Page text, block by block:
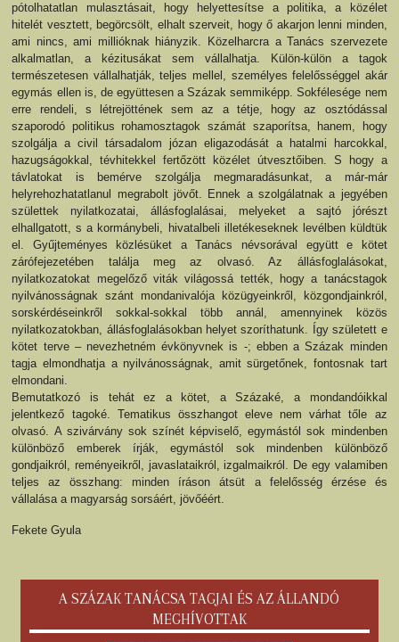
pótolhatatlan mulasztásait, hogy helyettesítse a politika, a közélet
hitelét vesztett, begörcsölt, elhalt szerveit, hogy ő akarjon lenni minden,
ami nincs, ami millióknak hiányzik. Közelharcra a Tanács szervezete
alkalmatlan, a kézitusákat sem vállalhatja. Külön-külön a tagok
természetesen vállalhatják, teljes mellel, személyes felelősséggel akár
egymás ellen is, de együttesen a Százak semmiképp. Sokfélesége nem
erre rendeli, s létrejöttének sem az a tétje, hogy az osztódással
szaporodó politikus rohamosztagok számát szaporítsa, hanem, hogy
szolgálja a civil társadalom józan eligazodását a hatalmi harcokkal,
hazugságokkal, tévhitekkel fertőzött közélet útvesztőiben. S hogy a
távlatokat is bemérve szolgálja megmaradásunkat, a már-már
helyrehozhatatlanul megrabolt jövőt. Ennek a szolgálatnak a jegyében
születtek nyilatkozatai, állásfoglalásai, melyeket a sajtó jórészt
elhallgatott, s a kormánybeli, hivatalbeli illetékeseknek levélben küldtük
el. Gyűjteményes közlésüket a Tanács névsorával együtt e kötet
zárófejezetében találja meg az olvasó. Az állásfoglalásokat,
nyilatkozatokat megelőző viták világossá tették, hogy a tanácstagok
nyilvánosságnak szánt mondanivalója közügyeinkről, közgondjainkról,
sorskérdéseinkről sokkal-sokkal több annál, amennyinek közös
nyilatkozatokban, állásfoglalásokban helyet szoríthatunk. Így született e
kötet terve – nevezhetném évkönyvnek is -; ebben a Százak minden
tagja elmondhatja a nyilvánosságnak, amit sürgetőnek, fontosnak tart
elmondani.
Bemutatkozó is tehát ez a kötet, a Százaké, a mondandóikkal
jelentkező tagoké. Tematikus összhangot eleve nem várhat tőle az
olvasó. A szivárvány sok színét képviselő, egymástól sok mindenben
különböző emberek írják, egymástól sok mindenben különböző
gondjaikról, reményeikről, javaslataikról, izgalmaikról. De egy valamiben
teljes az összhang: minden íráson átsüt a felelősség érzése és
vállalása a magyarság sorsáért, jövőéért.
Fekete Gyula
A SZÁZAK TANÁCSA TAGJAI ÉS AZ ÁLLANDÓ
MEGHÍVOTTAK